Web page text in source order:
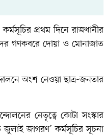
প্রথম দিনে রাজধানীর
গণকবরে দোয়া ও মোনাজাত
অংশ নেওয়া ছাত্র-জনতার
নেতৃত্বে কোটা সংস্কার
জুলাই জাগরণ’ কর্মসূচির সূচনা